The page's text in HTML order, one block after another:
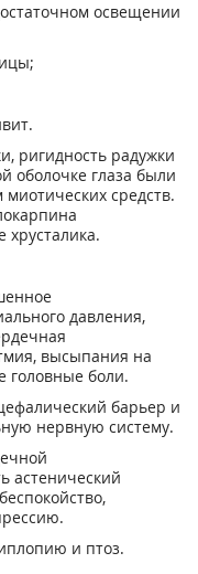
освещении
ригидность радужки
оболочке глаза были
средств.
давления,
высыпания на
головные боли.
барьер и
нервную систему.
астенический
и птоз.